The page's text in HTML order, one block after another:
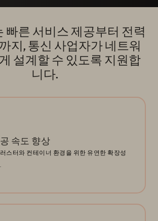
빠른 서비스 제공부터 전력
지, 통신 사업자가 네트워
설계할 수 있도록 지원합
니다.
속도 향상
스터와 컨테이너 환경을 위한 유연한 확장성